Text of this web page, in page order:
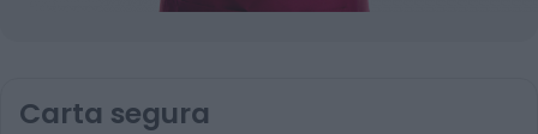
Carta segura